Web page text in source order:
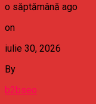
o săptămână ago
on
iulie 30, 2026
By
b2bseo